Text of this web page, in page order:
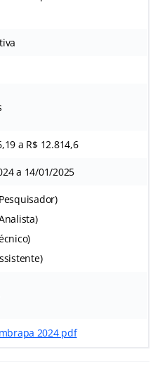
a R$ 12.814,6
a 14/01/2025
2024 pdf